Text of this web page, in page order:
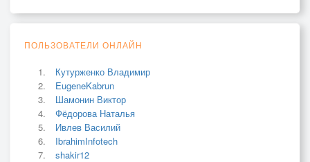
ПОЛЬЗОВАТЕЛИ ОНЛАЙН
Кутурженко Владимир
EugeneKabrun
Шамонин Виктор
Фёдорова Наталья
Ивлев Василий
IbrahimInfotech
shakir12